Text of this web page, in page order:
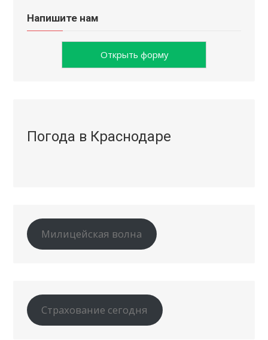
Напишите нам
Открыть форму
Погода в Краснодаре
Милицейская волна
Страхование сегодня